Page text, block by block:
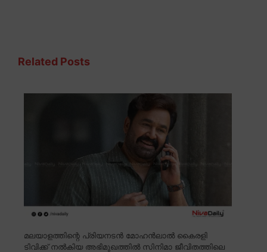
Related Posts
മലയാളത്തിന്റെ പ്രിയനടൻ മോഹൻലാൽ കൈരളി
ടിവിക്ക് നൽകിയ അഭിമുഖത്തിൽ സിനിമാ ജീവിതത്തിലെ